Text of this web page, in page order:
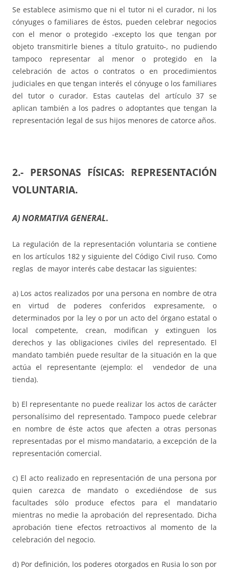
Se establece asimismo que ni el tutor ni el curador, ni los
cónyuges o familiares de éstos, pueden celebrar negocios
con el menor o protegido -excepto los que tengan por
objeto transmitirle bienes a título gratuito-, no pudiendo
tampoco representar al menor o protegido en la
celebración de actos o contratos o en procedimientos
judiciales en que tengan interés el cónyuge o los familiares
del tutor o curador. Estas cautelas del artículo 37 se
aplican también a los padres o adoptantes que tengan la
representación legal de sus hijos menores de catorce años.
2.- PERSONAS FÍSICAS: REPRESENTACIÓN
VOLUNTARIA.
A) NORMATIVA GENERAL.
La regulación de la representación voluntaria se contiene
en los artículos 182 y siguiente del Código Civil ruso. Como
reglas de mayor interés cabe destacar las siguientes:
a) Los actos realizados por una persona en nombre de otra
en virtud de poderes conferidos expresamente, o
determinados por la ley o por un acto del órgano estatal o
local competente, crean, modifican y extinguen los
derechos y las obligaciones civiles del representado. El
mandato también puede resultar de la situación en la que
actúa el representante (ejemplo: el vendedor de una
tienda).
b) El representante no puede realizar los actos de carácter
personalísimo del representado. Tampoco puede celebrar
en nombre de éste actos que afecten a otras personas
representadas por el mismo mandatario, a excepción de la
representación comercial.
c) El acto realizado en representación de una persona por
quien carezca de mandato o excediéndose de sus
facultades sólo produce efectos para el mandatario
mientras no medie la aprobación del representado. Dicha
aprobación tiene efectos retroactivos al momento de la
celebración del negocio.
d) Por definición, los poderes otorgados en Rusia lo son por